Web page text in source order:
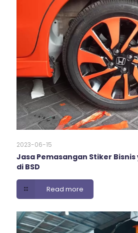
2023-06-15
Jasa Pemasangan Stiker
di BSD
Read more